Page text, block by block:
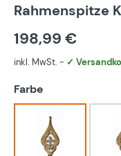
Rahmenspitze
198,99 €
inkl. MwSt. - ✓
Farbe
Messing